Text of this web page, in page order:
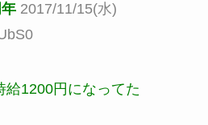
2017/11/15(水)
給1200円になってた